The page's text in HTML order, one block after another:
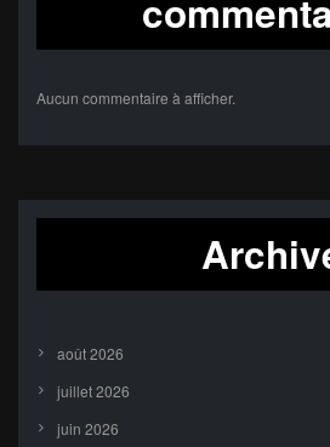
Aucun commentaire à afficher.
août 2026
juillet 2026
juin 2026